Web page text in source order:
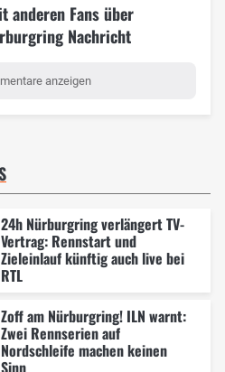
anderen Fans über
Nachricht
anzeigen
24h Nürburgring verlängert TV-
Vertrag: Rennstart und
Zieleinlauf künftig auch live bei
RTL
Zoff am Nürburgring! ILN warnt:
Zwei Rennserien auf
Nordschleife machen keinen
Sinn